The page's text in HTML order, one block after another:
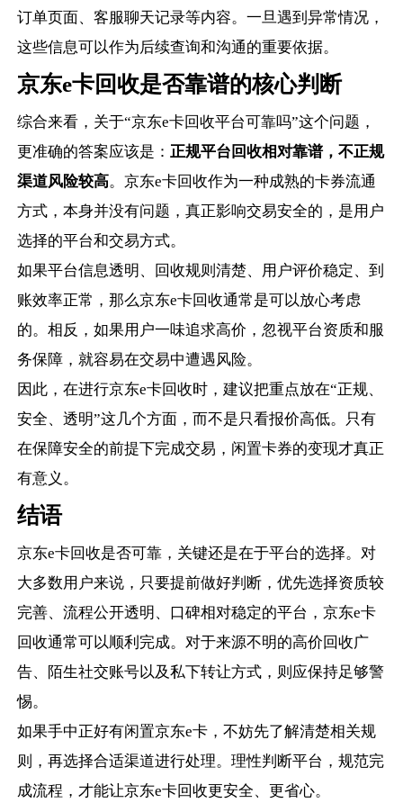
订单页面、客服聊天记录等内容。一旦遇到异常情况，
这些信息可以作为后续查询和沟通的重要依据。
京东e卡回收是否靠谱的核心判断
综合来看，关于“京东e卡回收平台可靠吗”这个问题，
更准确的答案应该是： 正规平台回收相对靠谱，不正规
渠道风险较高。京东e卡回收作为一种成熟的卡券流通
方式，本身并没有问题，真正影响交易安全的，是用户
选择的平台和交易方式。
如果平台信息透明、回收规则清楚、用户评价稳定、到
账效率正常，那么京东e卡回收通常是可以放心考虑
的。相反，如果用户一味追求高价，忽视平台资质和服
务保障，就容易在交易中遭遇风险。
因此，在进行京东e卡回收时，建议把重点放在“正规、
安全、透明”这几个方面，而不是只看报价高低。只有
在保障安全的前提下完成交易，闲置卡券的变现才真正
有意义。
结语
京东e卡回收是否可靠，关键还是在于平台的选择。对
大多数用户来说，只要提前做好判断，优先选择资质较
完善、流程公开透明、口碑相对稳定的平台，京东e卡
回收通常可以顺利完成。对于来源不明的高价回收广
告、陌生社交账号以及私下转让方式，则应保持足够警
惕。
如果手中正好有闲置京东e卡，不妨先了解清楚相关规
则，再选择合适渠道进行处理。理性判断平台，规范完
成流程，才能让京东e卡回收更安全、更省心。